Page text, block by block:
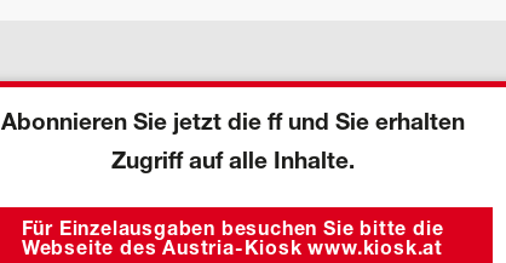
Abonnieren Sie jetzt die ff und Sie erhalten
Zugriff auf alle Inhalte.
Für Einzelausgaben besuchen Sie bitte die
Webseite des Austria-Kiosk www.kiosk.at